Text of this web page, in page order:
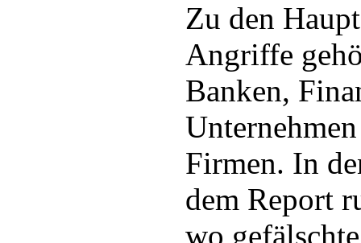
Zu den
Angriffe
Banken,
Firmen. In
dem Report
wo